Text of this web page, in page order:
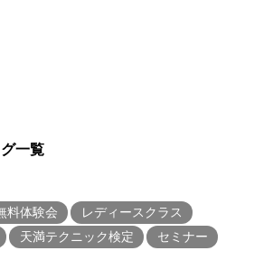
一覧
料体験会
レディースクラス
天満テクニック検定 セミナー